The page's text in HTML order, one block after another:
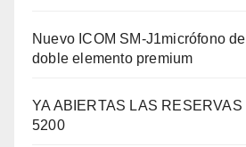
Nuevo ICOM SM-J1micrófono
doble elemento premium
YA ABIERTAS LAS RESERVAS
5200